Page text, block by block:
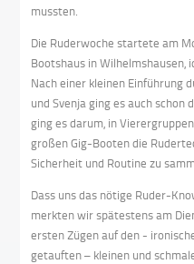
mussten.
Die Ruderwoche startete am
Bootshaus in Wilhelmshausen,
Nach einer kleinen Einführung
und Svenja ging es auch
ging es darum, in
großen Gig-Booten die
Sicherheit und Routine zu
Dass uns das nötige Ruder-
merkten wir spätestens am
ersten Zügen auf den -
getauften – kleinen und